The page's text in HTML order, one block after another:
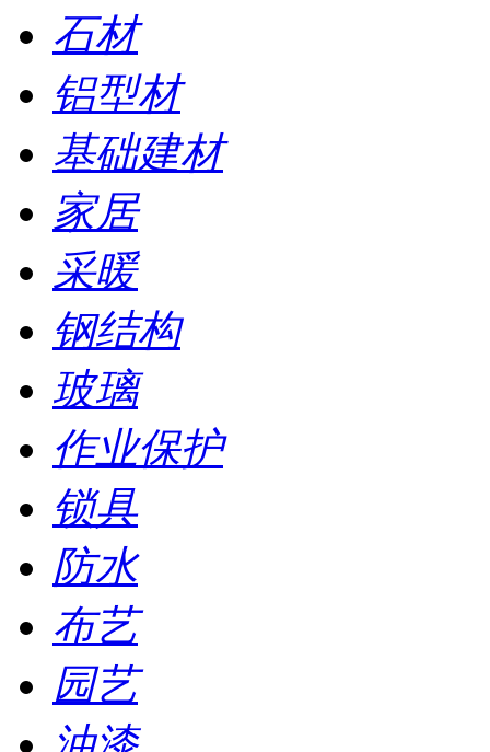
石材
铝型材
基础建材
家居
采暖
钢结构
玻璃
作业保护
锁具
防水
布艺
园艺